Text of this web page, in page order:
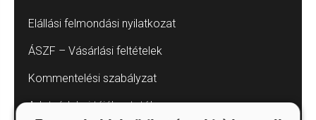
Elállási felmondási nyilatkozat
ÁSZF – Vásárlási feltételek
Kommentelési szabályzat
Adatvédelmi tájékoztatók